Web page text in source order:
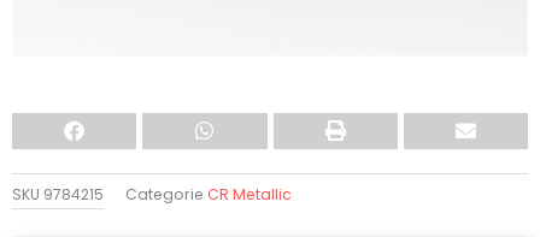
SKU 9784215 Categorie CR Metallic